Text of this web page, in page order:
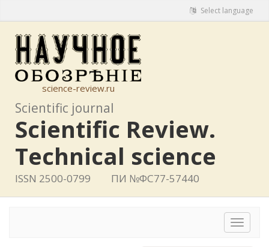
Select language
science-review.ru
Scientific journal
Scientific Review.
Technical science
ISSN 2500-0799 ПИ №ФС77-57440
Toggle